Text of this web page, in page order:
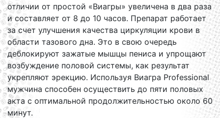
отличии от простой «Виагры» увеличена в два раза
и составляет от 8 до 10 часов. Препарат работает
за счет улучшения качества циркуляции крови в
области тазового дна. Это в свою очередь
деблокируют зажатые мышцы пениса и упрощают
возбуждение половой системы, как результат
укрепляют эрекцию. Используя Виагра Professional
мужчина способен осуществить до пяти половых
акта с оптимальной продолжительностью около 60
минут.